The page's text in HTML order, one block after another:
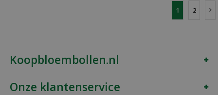
1 2
Koopbloembollen.nl
Onze klantenservice